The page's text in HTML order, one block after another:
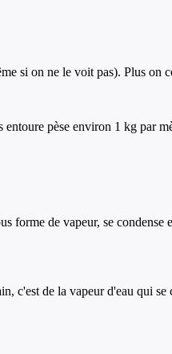
si on ne le voit pas). Plus on
pèse environ 1 kg par
forme de vapeur, se
c'est de la vapeur d'eau qui se